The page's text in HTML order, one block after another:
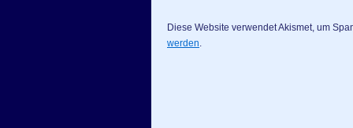
Diese Website verwendet Akismet, um
werden.